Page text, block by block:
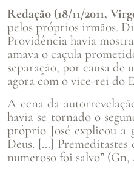
Redação (18/11/2011,
pelos próprios irmãos.
Providência havia
amava o caçula
separação, por causa de
agora com o vice-rei do
A cena da
havia se tornado o
próprio José explicou a
Deus. […]
numeroso foi salvo” (Gn,